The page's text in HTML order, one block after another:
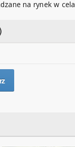
na rynek w